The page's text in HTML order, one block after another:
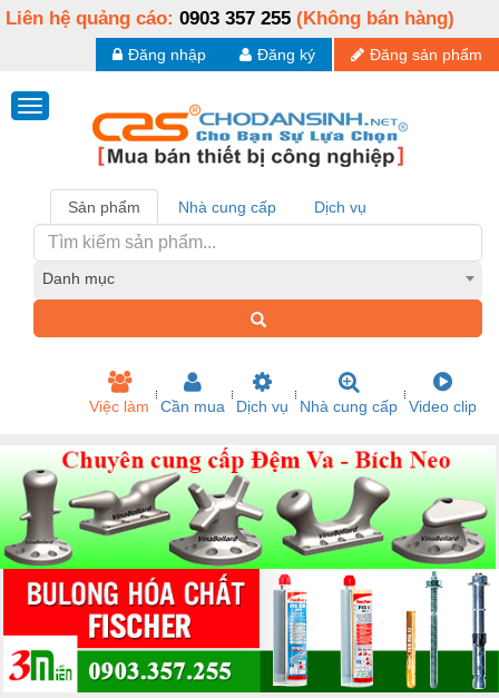
Liên hệ quảng cáo: 0903 357 255 (Không bán hàng)
Đăng sản phẩm
Đăng ký
Đăng nhập
Sản phẩm Nhà cung cấp Dịch vụ
Danh mục
Việc làm Cần mua Dịch vụ Nhà cung cấp Video clip